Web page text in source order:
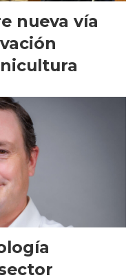
nueva vía